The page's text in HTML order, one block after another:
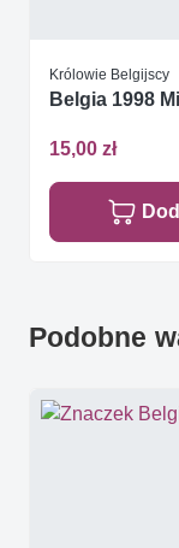
Królowie Belgijscy
Belgia 1998
15,00 zł
Podobne